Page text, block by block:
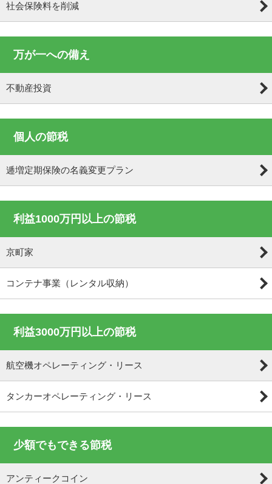
社会保険料を削減
万が一への備え
不動産投資
個人の節税
逓増定期保険の名義変更プラン
利益1000万円以上の節税
京町家
コンテナ事業（レンタル収納）
利益3000万円以上の節税
航空機オペレーティング・リース
タンカーオペレーティング・リース
少額でもできる節税
アンティークコイン